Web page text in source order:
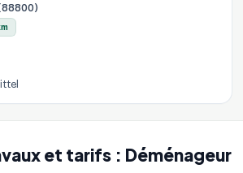
et tarifs : Déménageur